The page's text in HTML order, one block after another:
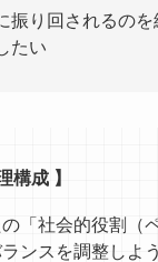
振り回されるの
たい
構成 】
「社会的役割（
ンスを調整しよ